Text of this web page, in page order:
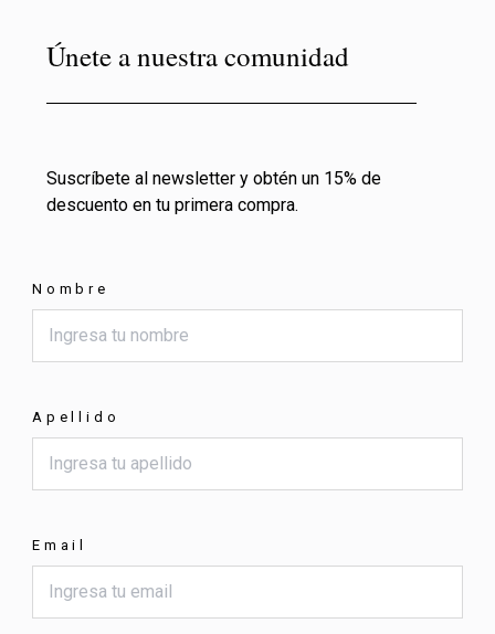
Únete a nuestra comunidad
Suscríbete al newsletter y obtén un 15% de
descuento en tu primera compra.
Nombre
Apellido
Email